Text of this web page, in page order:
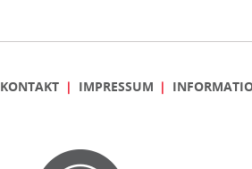
KONTAKT IMPRESSUM